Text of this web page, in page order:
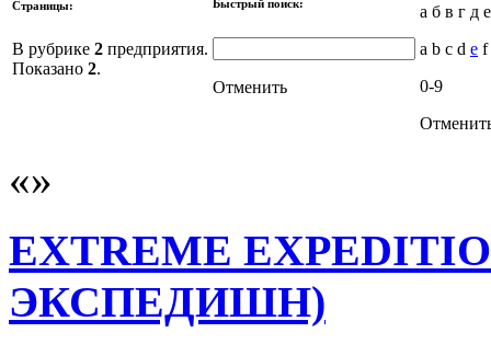
Страницы:
В рубрике 2 предприятия.
Показано 2.
Быстрый поиск:
Отменить
а б в г д
a b c d e f
0-9
EXTREME
ЭКСПЕДИШН)